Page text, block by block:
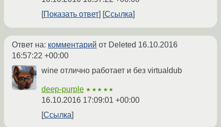
Показать ответ
Ссылка
Ответ на: комментарий от Deleted 16.10.2016
16:57:22 +00:00
wine отлично работает и без virtualdub
deep-purple ★★★★★
16.10.2016 17:09:01 +00:00
Ссылка